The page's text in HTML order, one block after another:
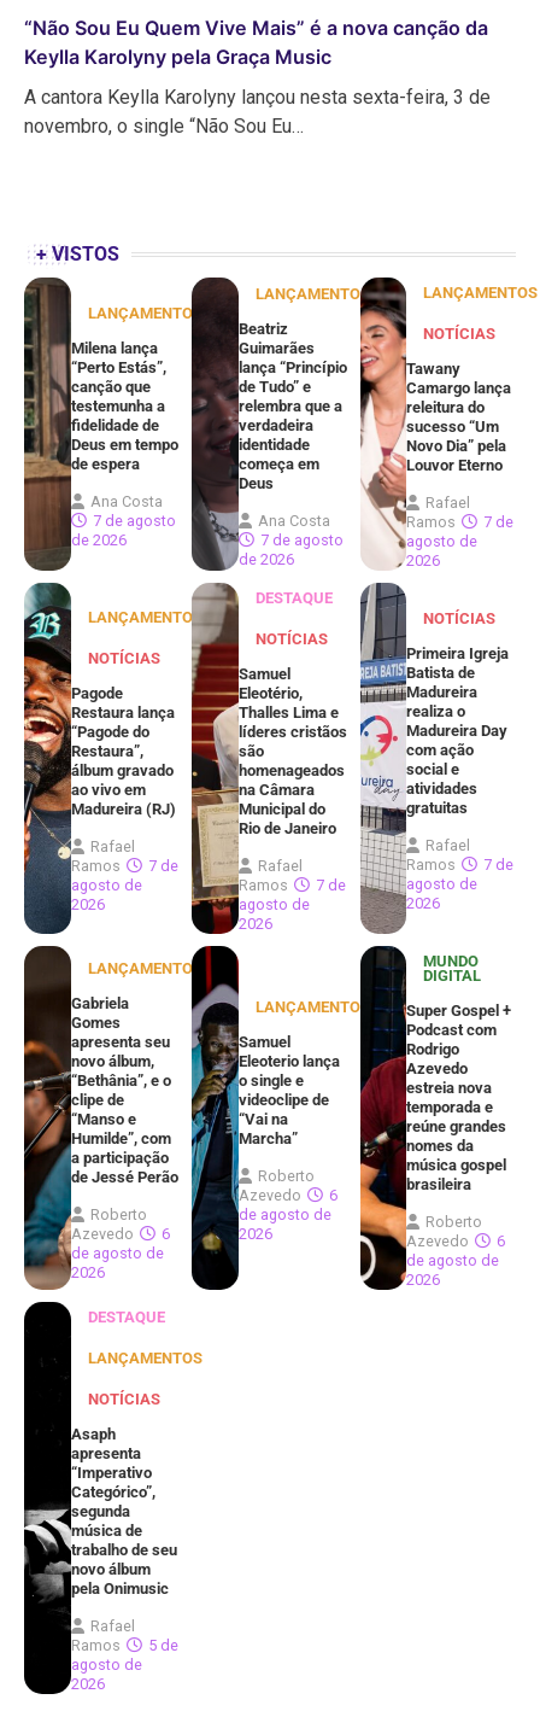
“Não Sou Eu Quem Vive Mais” é a nova canção da
Keylla Karolyny pela Graça Music
A cantora Keylla Karolyny lançou nesta sexta-feira, 3 de
novembro, o single “Não Sou Eu…
+ VISTOS
LANÇAMENTOS
Milena lança
“Perto Estás”,
canção que
testemunha a
fidelidade de
Deus em tempo
de espera
Ana Costa
7 de agosto
de 2026
LANÇAMENTOS
Beatriz
Guimarães
lança “Princípio
de Tudo” e
relembra que a
verdadeira
identidade
começa em
Deus
Ana Costa
7 de agosto
de 2026
LANÇAMENTOS
NOTÍCIAS
Tawany
Camargo lança
releitura do
sucesso “Um
Novo Dia” pela
Louvor Eterno
Rafael
Ramos
7 de
agosto de
2026
LANÇAMENTOS
NOTÍCIAS
Pagode
Restaura lança
“Pagode do
Restaura”,
álbum gravado
ao vivo em
Madureira (RJ)
Rafael
Ramos
7 de
agosto de
2026
DESTAQUE
NOTÍCIAS
Samuel
Eleotério,
Thalles Lima e
líderes cristãos
são
homenageados
na Câmara
Municipal do
Rio de Janeiro
Rafael
Ramos
7 de
agosto de
2026
NOTÍCIAS
Primeira Igreja
Batista de
Madureira
realiza o
Madureira Day
com ação
social e
atividades
gratuitas
Rafael
Ramos
7 de
agosto de
2026
LANÇAMENTOS
Gabriela
Gomes
apresenta seu
novo álbum,
“Bethânia”, e o
clipe de
“Manso e
Humilde”, com
a participação
de Jessé Perão
Roberto
Azevedo
6
de agosto de
2026
LANÇAMENTOS
Samuel
Eleoterio lança
o single e
videoclipe de
“Vai na
Marcha”
Roberto
Azevedo
6
de agosto de
2026
MUNDO
DIGITAL
Super Gospel +
Podcast com
Rodrigo
Azevedo
estreia nova
temporada e
reúne grandes
nomes da
música gospel
brasileira
Roberto
Azevedo
6
de agosto de
2026
DESTAQUE
LANÇAMENTOS
NOTÍCIAS
Asaph
apresenta
“Imperativo
Categórico”,
segunda
música de
trabalho de seu
novo álbum
pela Onimusic
Rafael
Ramos
5 de
agosto de
2026